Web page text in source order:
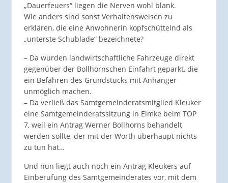
„Dauerfeuers“ liegen die Nerven wohl blank.
Wie anders sind sonst Verhaltensweisen zu
erklären, die eine Anwohnerin kopfschüttelnd als
„unterste Schublade“ bezeichnete?
– Da wurden landwirtschaftliche Fahrzeuge direkt
gegenüber der Bollhornschen Einfahrt geparkt, die
ein Befahren des Grundstücks mit Anhänger
unmöglich machen.
– Da verließ das Samtgemeinderatsmitglied Kleuker
eine Samtgemeinderatssitzung in Eimke beim TOP
7, weil ein Antrag Werner Bollhorns behandelt
werden sollte, der mit der Worth überhaupt nichts
zu tun hat…
Und nun liegt auch noch ein Antrag Kleukers auf
Einberufung des Samtgemeinderates vor, mit dem